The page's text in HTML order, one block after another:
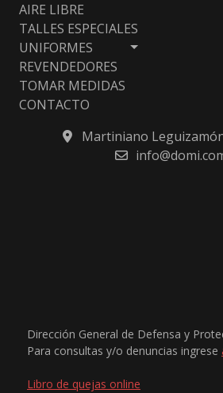
AIRE LIBRE
TALLES ESPECIALES
UNIFORMES
REVENDEDORES
TOMAR MEDIDAS
CONTACTO
Martiniano
Dirección General de Defensa y
Para consultas y/o denuncias ingrese
Libro de quejas online